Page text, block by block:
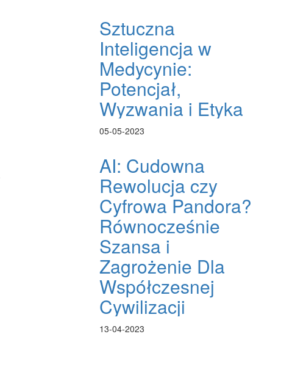
Sztuczna
Inteligencja w
Medycynie:
Potencjał,
Wyzwania i Etyka
05-05-2023
AI: Cudowna
Rewolucja czy
Cyfrowa Pandora?
Równocześnie
Szansa i
Zagrożenie Dla
Współczesnej
Cywilizacji
13-04-2023